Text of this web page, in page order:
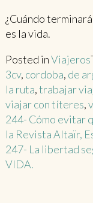
¿Cuándo
es la vida.
Posted inViajeros
3cv, cordoba, de
la ruta,trabajar
viajar con títeres,
Post
navigation
244- Cómo evitar
la Revista Altaïr,
247- La libertad
VIDA.